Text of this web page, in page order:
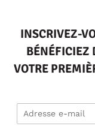
INSCRIVEZ-
BÉNÉFICIEZ
VOTRE